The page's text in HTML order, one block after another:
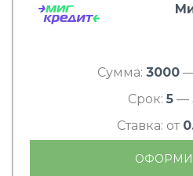
Сумма: 3000
Срок: 5 —
Ставка: от